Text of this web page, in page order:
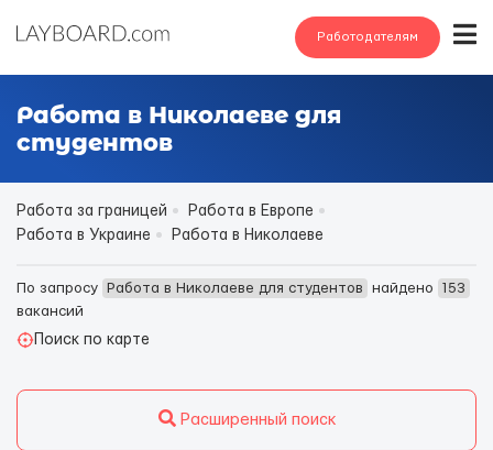
Работодателям
Работа в Николаеве для
студентов
Работа за границей
Работа в Европе
Работа в Украине
Работа в Николаеве
По запросу Работа в Николаеве для студентов найдено
153
вакансий
Поиск по карте
Расширенный поиск